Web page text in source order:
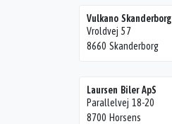
Vulkano Skanderborg
Vroldvej 57
8660 Skanderborg
Laursen Biler ApS
Parallelvej 18-20
8700 Horsens